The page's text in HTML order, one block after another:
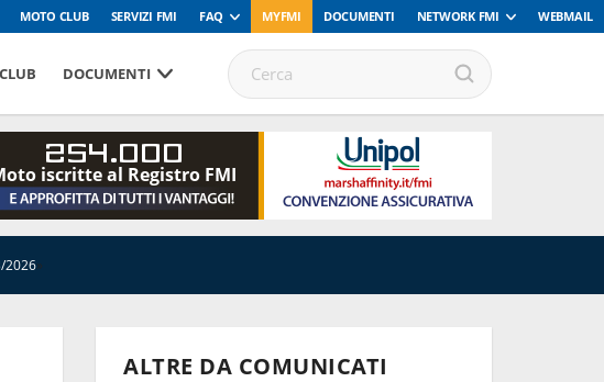
MOTO CLUB SERVIZI FMI FAQ MYFMI DOCUMENTI NETWORK FMI WEBMAIL
DOCUMENTI
254.000
iscritte al Registro FMI
»
2026
ALTRE DA COMUNICATI